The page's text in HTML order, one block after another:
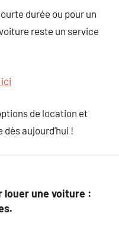
durée ou pour un
reste un service
de location et
aujourd’hui !
louer une voiture :